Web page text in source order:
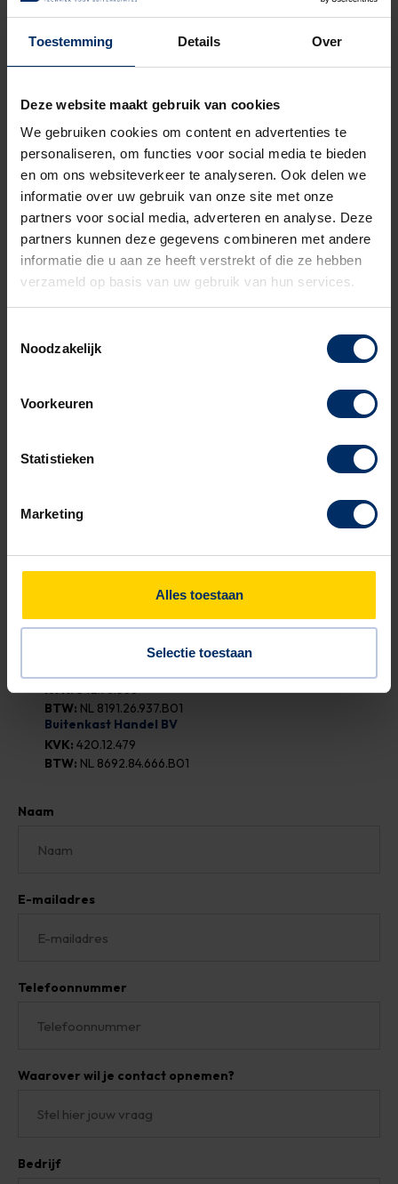
Toestemming Details Over
Deze website maakt gebruik van cookies
We gebruiken cookies om content en advertenties te
personaliseren, om functies voor social media te bieden
en om ons websiteverkeer te analyseren. Ook delen we
informatie over uw gebruik van onze site met onze
partners voor social media, adverteren en analyse. Deze
partners kunnen deze gegevens combineren met andere
informatie die u aan ze heeft verstrekt of die ze hebben
verzameld op basis van uw gebruik van hun services.
Noodzakelijk
Voorkeuren
Statistieken
Marketing
Alles toestaan
Selectie toestaan
Wil je nog meer weten?
Nederland
Witte Vlinderweg 16
1521 PS Wormerveer
Projecten en Administratie
075 – 750 22 14
075 – 207 92 01
België
1790 Affligem
Verkoop en Projecten
info@buitenkast.be
KVK:342.96.568
BTW: NL 8191.26.937.B01
Buitenkast Handel BV
KVK: 420.12.479
BTW: NL 8692.84.666.B01
Naam
E-mailadres
Telefoonnummer
Waarover wil je contact opnemen?
Bedrijf